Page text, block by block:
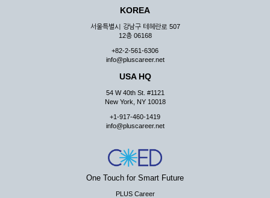
KOREA
서울특별시 강남구 테헤란로 507
12층 06168
+82-2-561-6306
info@pluscareer.net
USA HQ
54 W 40th St. #1121
New York, NY 10018
+1-917-460-1419
info@pluscareer.net
One Touch for Smart Future
PLUS Career